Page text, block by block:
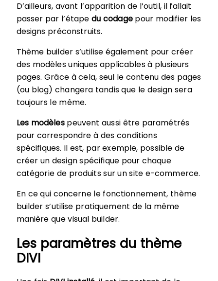
D’ailleurs, avant l’apparition de l’outil, il fallait
passer par l’étape du codage pour modifier les
designs préconstruits.
Thème builder s’utilise également pour créer
des modèles uniques applicables à plusieurs
pages. Grâce à cela, seul le contenu des pages
(ou blog) changera tandis que le design sera
toujours le même.
Les modèlespeuvent aussi être paramétrés
pour correspondre à des conditions
spécifiques. Il est, par exemple, possible de
créer un design spécifique pour chaque
catégorie de produits sur un site e-commerce.
En ce qui concerne le fonctionnement, thème
builder s’utilise pratiquement de la même
manière que visual builder.
Les paramètres du thème
DIVI